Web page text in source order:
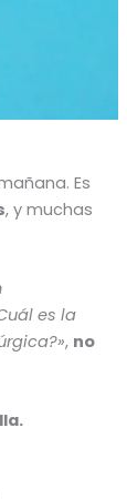
Es
, y muchas
es la
, no